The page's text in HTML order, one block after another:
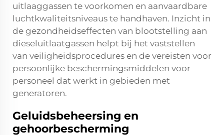
uitlaaggassen te voorkomen en aanvaardbare
luchtkwaliteitsniveaus te handhaven. Inzicht in
de gezondheidseffecten van blootstelling aan
dieseluitlaatgassen helpt bij het vaststellen
van veiligheidsprocedures en de vereisten voor
persoonlijke beschermingsmiddelen voor
personeel dat werkt in gebieden met
generatoren.
Geluidsbeheersing en
gehoorbescherming